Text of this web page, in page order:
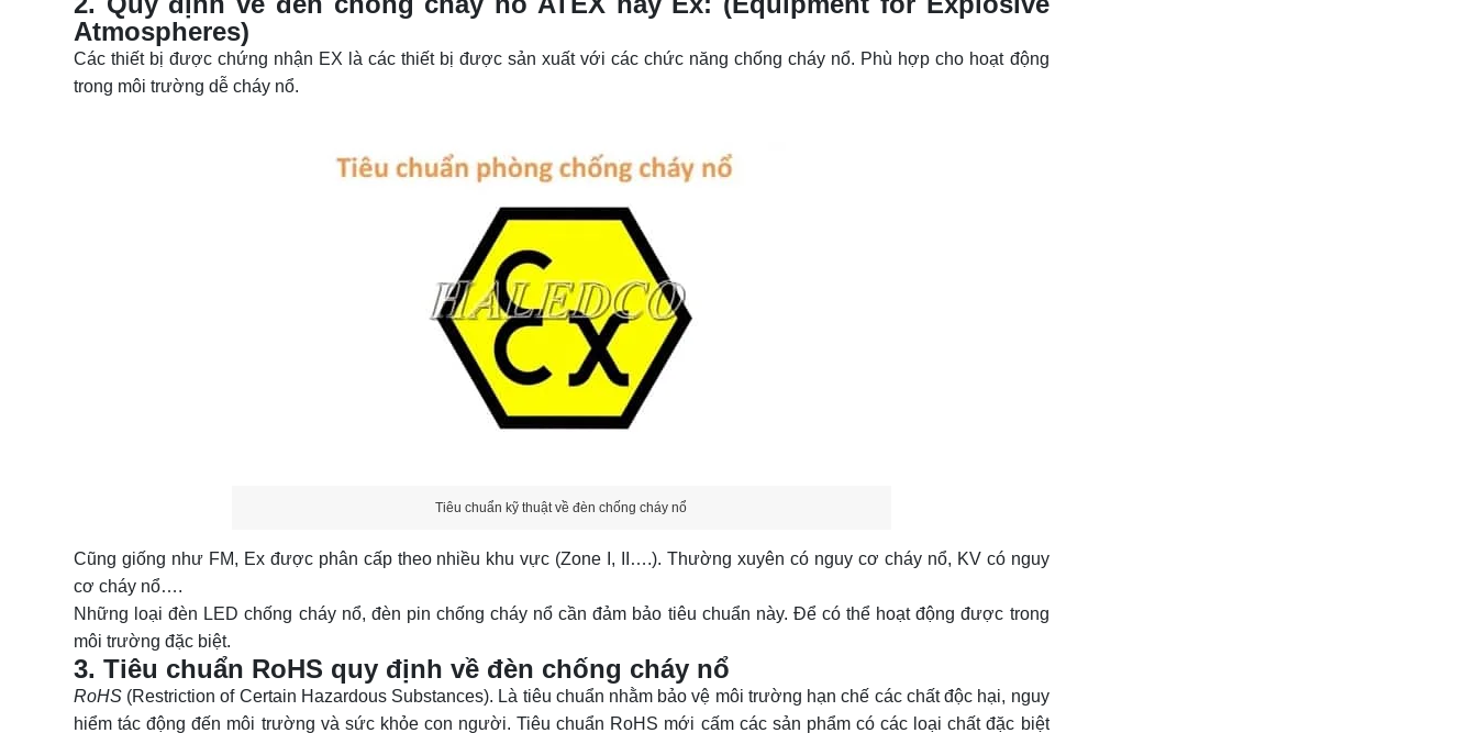
Atmospheres)
Các thiết bị được chứng nhận EX là các thiết bị được sản xuất với các chức năng chống cháy nổ. Phù hợp cho hoạt động
trong môi trường dễ cháy nổ.
Tiêu chuẩn kỹ thuật về đèn chống cháy nổ
Cũng giống như FM, Ex được phân cấp theo nhiều khu vực (Zone I, II….). Thường xuyên có nguy cơ cháy nổ, KV có nguy
cơ cháy nổ….
Những loại đèn LED chống cháy nổ, đèn pin chống cháy nổcần đảm bảo tiêu chuẩn này. Để có thể hoạt động được trong
môi trường đặc biệt.
3. Tiêu chuẩn RoHS quy định về đèn chống cháy nổ
RoHS (Restriction of Certain Hazardous Substances). Là tiêu chuẩn nhằm bảo vệ môi trường hạn chế các chất độc hại, nguy
hiểm tác động đến môi trường và sức khỏe con người.Tiêu chuẩn RoHS mới cấm các sản phẩm có các loại chất đặc biệt